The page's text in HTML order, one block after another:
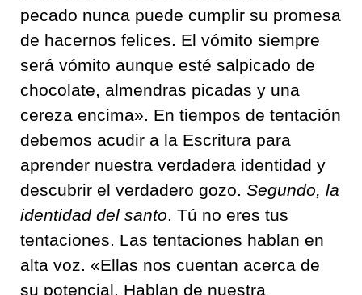
pecado nunca puede cumplir su promesa
de hacernos felices. El vómito siempre
será vómito aunque esté salpicado de
chocolate, almendras picadas y una
cereza encima». En tiempos de tentación
debemos acudir a la Escritura para
aprender nuestra verdadera identidad y
descubrir el verdadero gozo. Segundo, la
identidad del santo. Tú no eres tus
tentaciones. Las tentaciones hablan en
alta voz. «Ellas nos cuentan acerca de
su potencial. Hablan de nuestra